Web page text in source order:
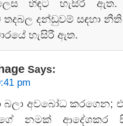
හිඳට හැසිරී
දන්ඩුවම් සඳහා
හැසිරී ඇත​.
Says:
pm
බලා අවබෝධ
නමක්